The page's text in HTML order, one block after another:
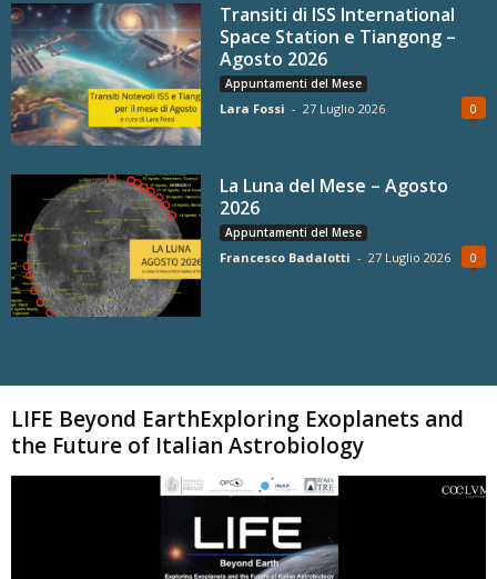
Transiti di ISS International
Space Station e Tiangong –
Agosto 2026
Appuntamenti del Mese
Lara Fossi - 27 Luglio 2026 0
La Luna del Mese – Agosto
2026
Appuntamenti del Mese
Francesco Badalotti - 27 Luglio 2026 0
LIFE Beyond EarthExploring Exoplanets and
the Future of Italian Astrobiology